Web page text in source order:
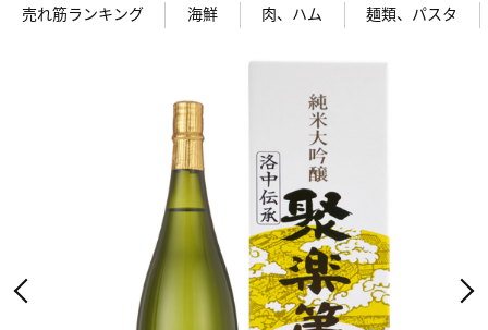
売れ筋ランキング 海鮮 肉、ハム 麺類、パスタ